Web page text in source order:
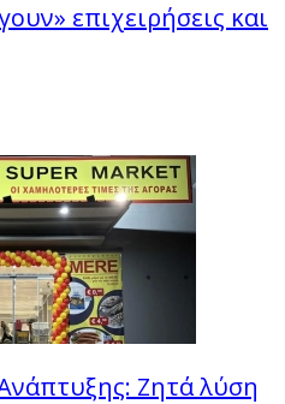
επιχειρήσεις και
Ζητά λύση